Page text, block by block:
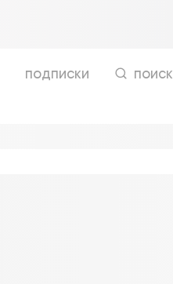
подписки поиск